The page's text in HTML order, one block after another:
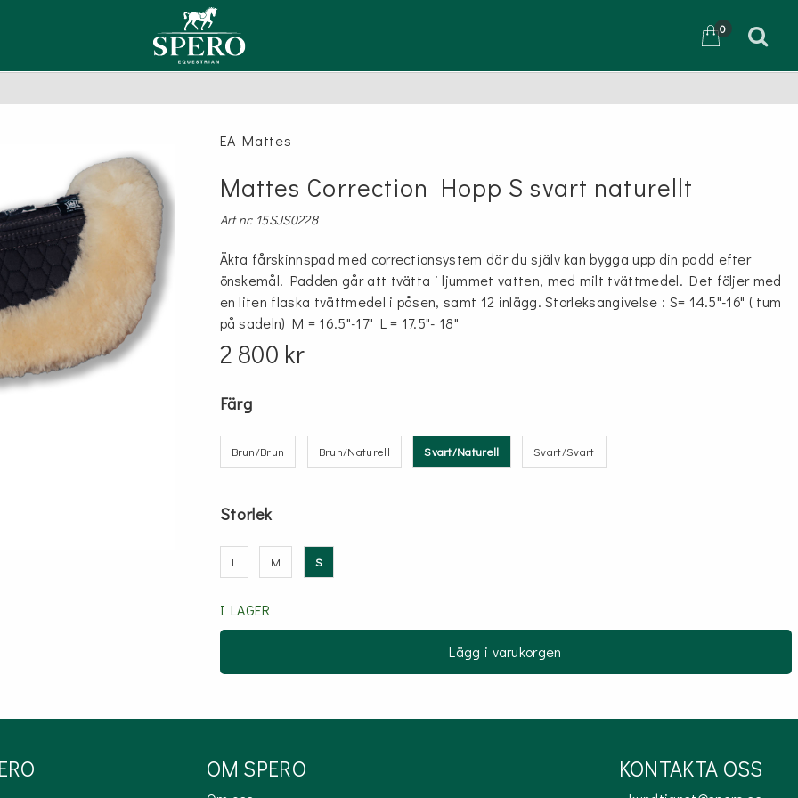
0
SCHABRAK, SADELPADD
Hoppschabrak
Sadelpadd
FÖRBYGLAR
Grimmor
Grimskaft
VÄSKOR
Equipe
OLJA
MED SÄKERHET
EA Mattes
Mattes Correction Hopp S svart naturellt
Art nr: 15SJS0228
Äkta fårskinnspad med correctionsystem där du själv kan bygga upp din padd efter
önskemål. Padden går att tvätta i ljummet vatten, med milt tvättmedel. Det följer med
en liten flaska tvättmedel i påsen, samt 12 inlägg. Storleksangivelse : S= 14.5"-16" ( tum
på sadeln) M = 16.5"-17" L = 17.5"- 18"
2 800 kr
Färg
Brun/Brun Brun/Naturell Svart/Naturell Svart/Svart
Storlek
L M S
I LAGER
Lägg i varukorgen
OM SPERO KONTAKTA OSS